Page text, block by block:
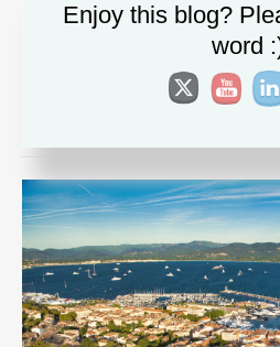
Saint-Tropez:
Lices Market
Enjoy this blog?
word